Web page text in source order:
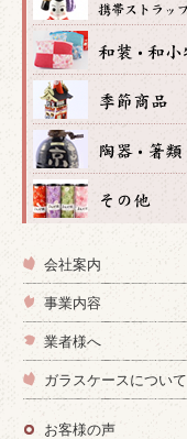
会社案内
事業内容
業者様へ
ガラスケースについて
お客様の声